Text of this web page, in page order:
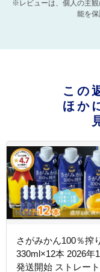
※レビューは、個人の主
能を保
この
ほか
さがみかん100％搾
330ml×12本 2026年
発送開始 ストレー